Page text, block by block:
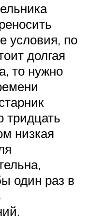
условия, по
долгая
то нужно
тридцать
низкая
один раз в